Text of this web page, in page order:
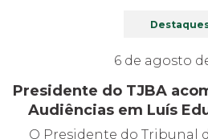
6 de agosto
Presidente do TJBA
Audiências em Luís
O Presidente do Tribunal